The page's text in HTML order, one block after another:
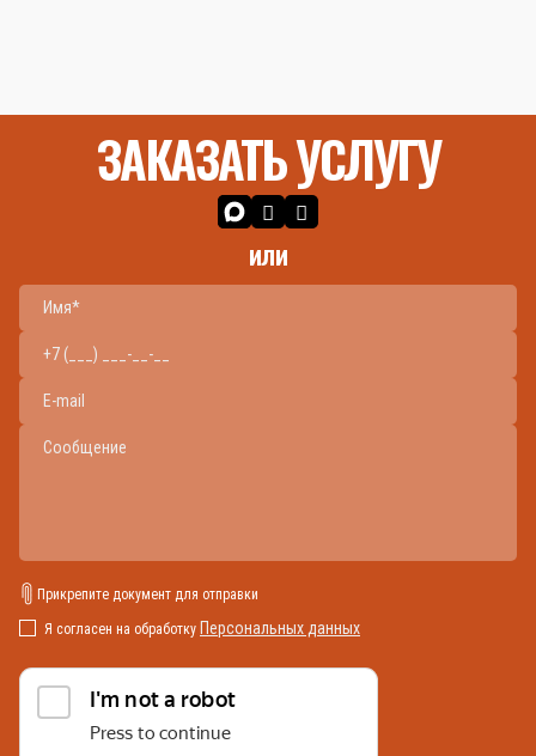
ЗАКАЗАТЬ УСЛУГУ
или
Прикрепите документ для отправки
Я согласен на обработку Персональных данных